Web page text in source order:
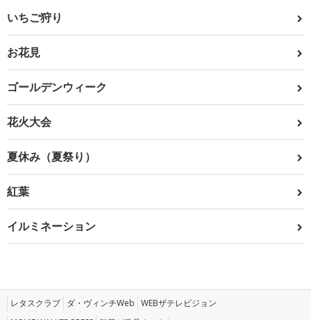
いちご狩り
お花見
ゴールデンウィーク
花火大会
夏休み（夏祭り）
紅葉
イルミネーション
レタスクラブ ダ・ヴィンチWeb WEBザテレビジョン